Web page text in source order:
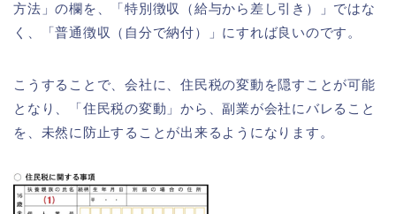
方法」の欄を、「特別徴収（給与から差し引き）」ではな
く、「普通徴収（自分で納付）」にすれば良いのです。
こうすることで、会社に、住民税の変動を隠すことが可能
となり、「住民税の変動」から、副業が会社にバレること
を、未然に防止することが出来るようになります。